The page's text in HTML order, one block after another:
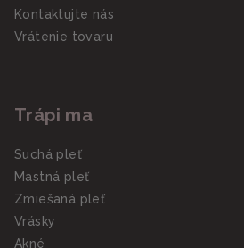
Kontaktujte nás
Vrátenie tovaru
Trápi ma
Suchá pleť
Mastná pleť
Zmiešaná pleť
Vrásky
Akné